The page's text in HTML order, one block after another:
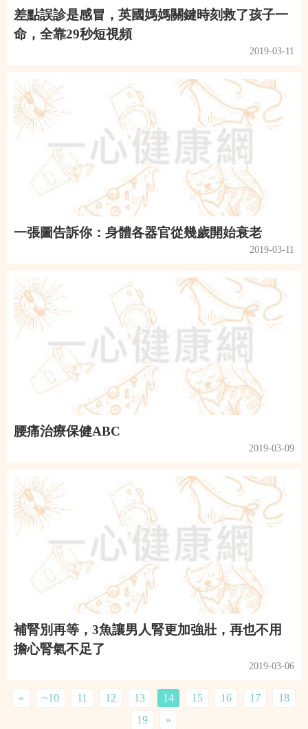
差點誤診是感冒，英國媽媽關鍵時刻救了孩子一
命，全靠29秒短視頻
2019-03-11
一張圖告訴你：身體各器官從幾歲開始衰老
2019-03-11
腰痛治療保健ABC
2019-03-09
補腎別再等，3魚讓男人腎更加強壯，再也不用
擔心腎氣不足了
2019-03-06
« ~10 11 12 13 14 15 16 17
18
19
»